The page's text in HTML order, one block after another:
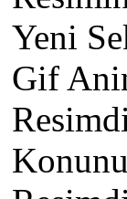
Yeni
Gif